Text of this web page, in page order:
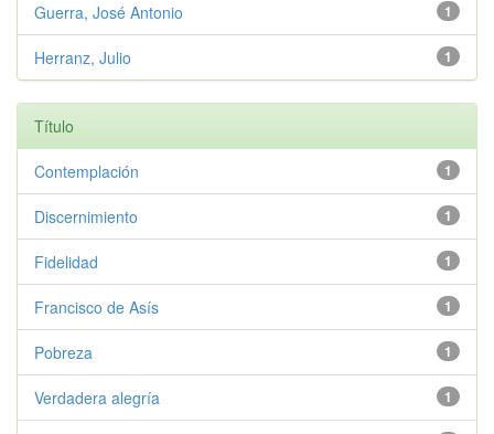
1
Guerra, José Antonio
1
Herranz, Julio
Título
1
Contemplación
1
Discernimiento
1
Fidelidad
1
Francisco de Asís
1
Pobreza
1
Verdadera alegría